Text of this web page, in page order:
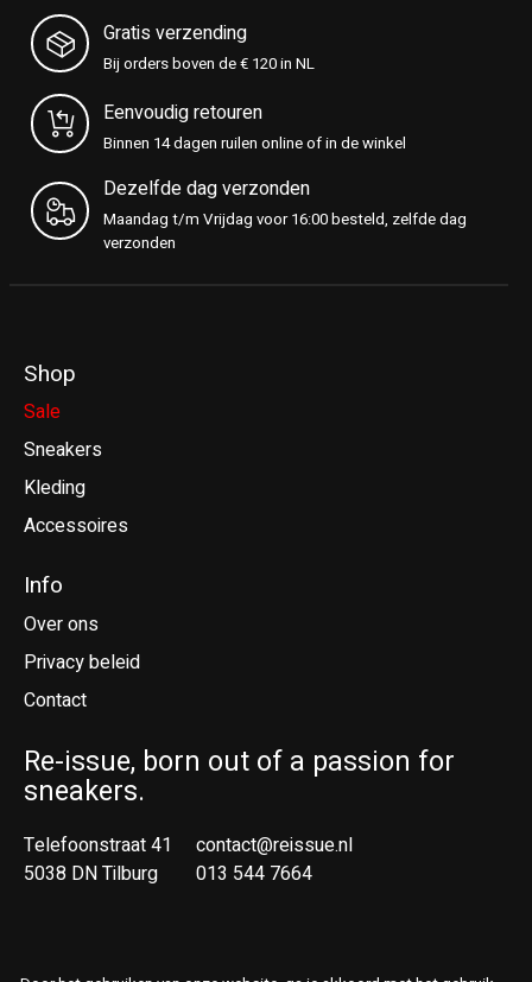
Gratis verzending
Bij orders boven de € 120 in NL
Eenvoudig retouren
Binnen 14 dagen ruilen online of in de winkel
Dezelfde dag verzonden
Maandag t/m Vrijdag voor 16:00 besteld, zelfde dag
verzonden
Shop
Sale
Sneakers
Kleding
Accessoires
Info
Over ons
Privacy beleid
Contact
Re-issue, born out of a passion for
sneakers.
Telefoonstraat 41
5038 DN Tilburg
contact@reissue.nl
013 544 7664